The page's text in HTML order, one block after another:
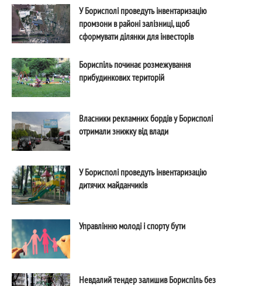
У Борисполі проведуть інвентаризацію
промзони в районі залізниці, щоб
сформувати ділянки для інвесторів
Бориспіль починає розмежування
прибудинкових територій
Власники рекламних бордів у Борисполі
отримали знижку від влади
У Борисполі проведуть інвентаризацію
дитячих майданчиків
Управлінню молоді і спорту бути
Невдалий тендер залишив Бориспіль без